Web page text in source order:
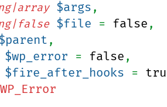
$args ,
$file = false ,
,
$wp_error = false ,
$fire_after_hooks =
WP_Error